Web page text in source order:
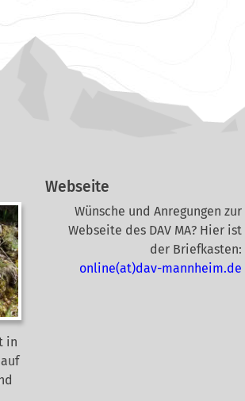
in
Webseite
Wünsche und Anregungen zur
Webseite des DAV MA? Hier ist
der Briefkasten:
online(at)dav-mannheim.de